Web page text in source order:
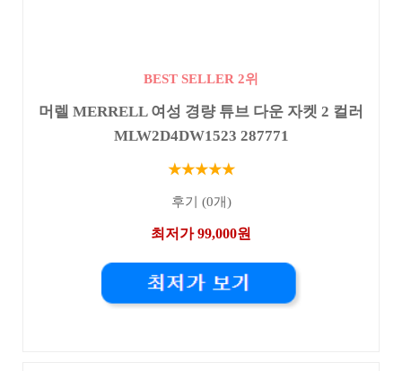
BEST SELLER 2위
머렐 MERRELL 여성 경량 튜브 다운 자켓 2 컬러
MLW2D4DW1523 287771
★★★★★
후기 (0개)
최저가 99,000원